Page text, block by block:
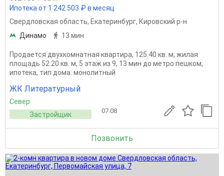
Ипотека от 1 242 503 ₽ в месяц
Свердловская область, Екатеринбург, Кировский р-н
Динамо
13 мин
Продается двухкомнатная квартира, 125.40 кв. м, жилая
площадь 52.20 кв. м, 5 этаж из 9, 13 мин до метро пешком,
ипотека, тип дома: монолитный
ЖК Литературный
Север
Застройщик
07.08
Позвонить